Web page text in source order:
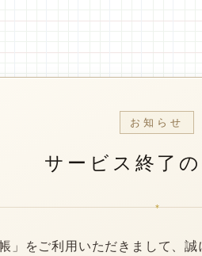
お知らせ
サービス終了
*
」をご利用いただきまして、誠